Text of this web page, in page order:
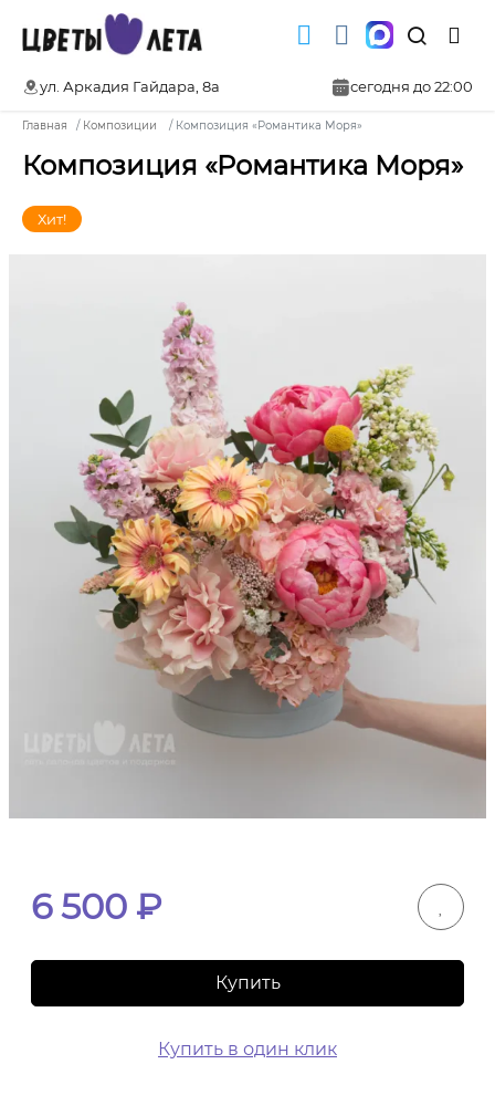
ул. Аркадия Гайдара, 8а сегодня до 22:00
Главная Композиции Композиция «Романтика Моря»
Композиция «Романтика Моря»
Хит!
6 500 ₽
Купить
Купить в один клик